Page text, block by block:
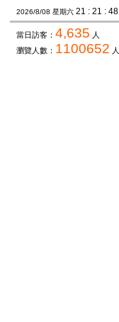
2026/8/08 星期六 21 : 21 : 49
當日訪客： 4,635 人
瀏覽人數： 1100652 人